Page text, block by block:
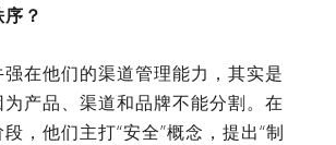
？
在他们的渠道管理能力，其实是
产品、渠道和品牌不能分割。在
，他们主打“安全”概念，提出“制